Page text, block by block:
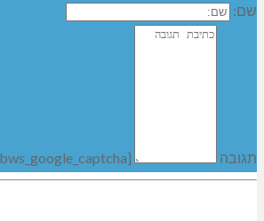
שם:
תגובה [bws_google_captcha]